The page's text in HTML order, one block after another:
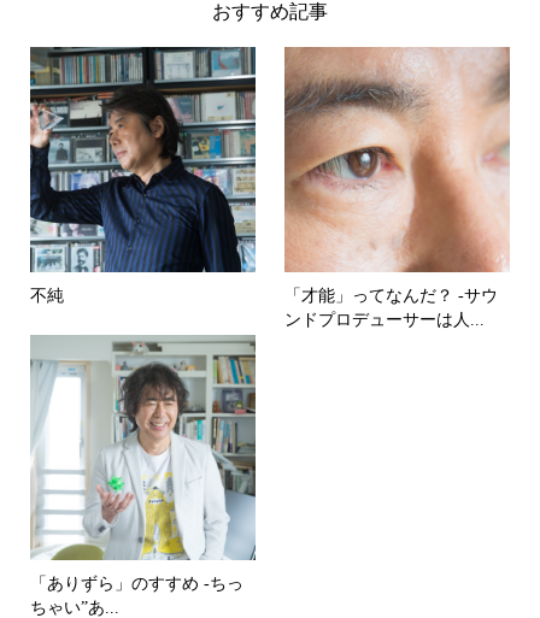
おすすめ記事
不純
「才能」ってなんだ？ -サウ
ンドプロデューサーは人...
「ありずら」のすすめ -ちっ
ちゃい”あ...